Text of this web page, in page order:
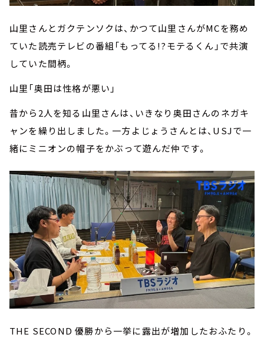
山里さんとガクテンソクは、かつて山里さんがMCを務め
ていた読売テレビの番組「もってる!?モテるくん」で共演
していた間柄。
山里「奥田は性格が悪い」
昔から2人を知る山里さんは、いきなり奥田さんのネガキ
ャンを繰り出しました。一方よじょうさんとは、USJで一
緒にミニオンの帽子をかぶって遊んだ仲です。
THE SECOND 優勝から一挙に露出が増加したおふたり。